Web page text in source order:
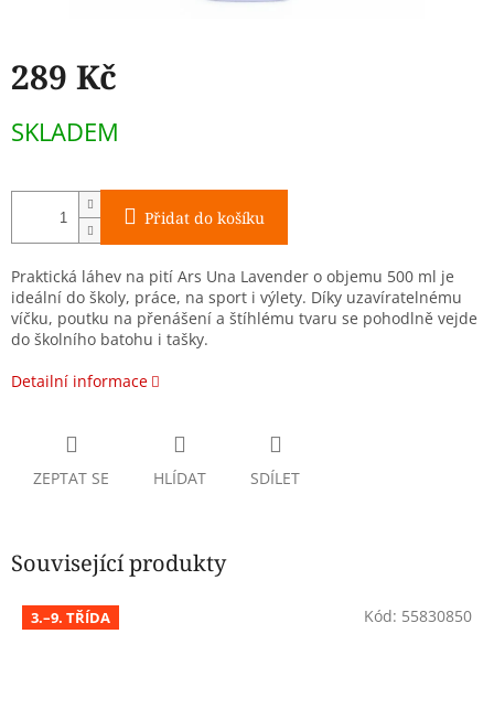
289 Kč
cena:
SKLADEM
Přidat do košíku
Praktická láhev na pití Ars Una Lavender o objemu 500 ml je
ideální do školy, práce, na sport i výlety. Díky uzavíratelnému
víčku, poutku na přenášení a štíhlému tvaru se pohodlně vejde
do školního batohu i tašky.
Detailní informace
ZEPTAT SE HLÍDAT SDÍLET
Související produkty
3.–9. TŘÍDA Kód: 55830850